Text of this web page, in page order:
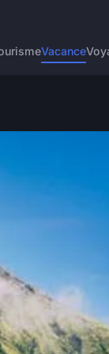
Vacance